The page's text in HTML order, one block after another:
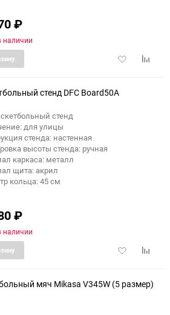
₽
наличии
Добавить
стенд DFC Board50A
стенд
для улицы
стенда: настенная
высоты стенда: ручная
каркаса: металл
щита: акрил
кольца: 45 см
₽
наличии
Добавить
мяч Mikasa V345W (5 размер)